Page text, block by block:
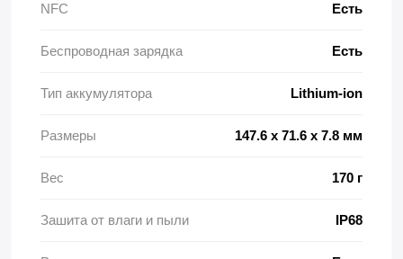
NFC Есть
Беспроводная зарядка Есть
Тип аккумулятора Lithium-ion
Размеры 147.6 x 71.6 x 7.8 мм
Вес 170 г
Зашита от влаги и пыли IP68